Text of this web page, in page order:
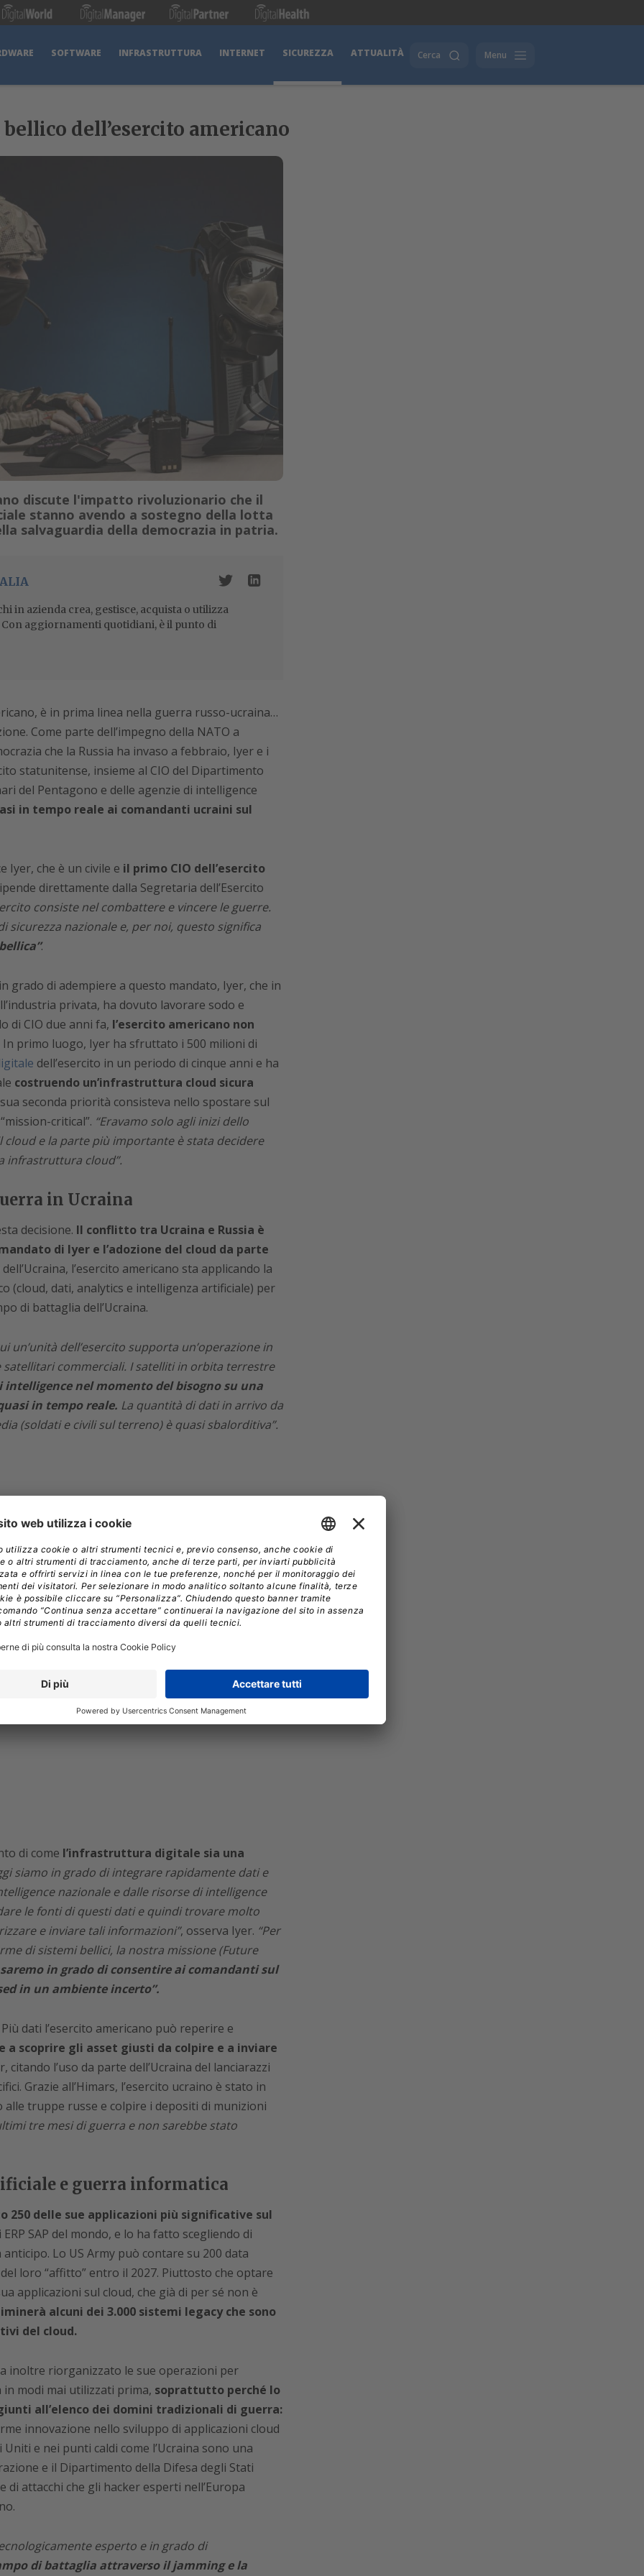
SOFTWARE INFRASTRUTTURA INTERNET SICUREZZA ATTUALITÀ Cerca Menu
dell’esercito americano
discute l'impatto rivoluzionario che il
stanno avendo a sostegno della lotta
salvaguardia della democrazia in patria.
in azienda crea, gestisce, acquista o utilizza
aggiornamenti quotidiani, è il punto di
è in prima linea nella guerra russo-ucraina…
Come parte dell’impegno della NATO a
che la Russia ha invaso a febbraio, Iyer e i
statunitense, insieme al CIO del Dipartimento
del Pentagono e delle agenzie di intelligence
in tempo reale ai comandanti ucraini sul
Iyer, che è un civile e il primo CIO dell’esercito
direttamente dalla Segretaria dell’Esercito
consiste nel combattere e vincere le guerre.
sicurezza nazionale e, per noi, questo significa
.
grado di adempiere a questo mandato, Iyer, che in
privata, ha dovuto lavorare sodo e
di CIO due anni fa, l’esercito americano non
In primo luogo, Iyer ha sfruttato i 500 milioni di
dell’esercito in un periodo di cinque anni e ha
costruendo un’infrastruttura cloud sicura
seconda priorità consisteva nello spostare sul
critical”. “Eravamo solo agli inizi dello
e la parte più importante è stata decidere
infrastruttura cloud”.
in Ucraina
decisione. Il conflitto tra Ucraina e Russia è
di Iyer e l’adozione del cloud da parte
l’esercito americano sta applicando la
(cloud, dati, analytics e intelligenza artificiale) per
di battaglia dell’Ucraina.
un’unità dell’esercito supporta un’operazione in
commerciali. I satelliti in orbita terrestre
intelligence nel momento del bisogno su una
in tempo reale. La quantità di dati in arrivo da
(soldati e civili sul terreno) è quasi sbalorditiva”.
di come l’infrastruttura digitale sia una
siamo in grado di integrare rapidamente dati e
nazionale e dalle risorse di intelligence
le fonti di questi dati e quindi trovare molto
e inviare tali informazioni”, osserva Iyer. “Per
di sistemi bellici, la nostra missione (Future
saremo in grado di consentire ai comandanti sul
in un ambiente incerto”.
dati l’esercito americano può reperire e
a scoprire gli asset giusti da colpire e a inviare
citando l’uso da parte dell’Ucraina del lanciarazzi
Grazie all’Himars, l’esercito ucraino è stato in
truppe russe e colpire i depositi di munizioni
tre mesi di guerra e non sarebbe stato
e guerra informatica
250 delle sue applicazioni più significative sul
SAP del mondo, e lo ha fatto scegliendo di
Lo US Army può contare su 200 data
loro “affitto” entro il 2027. Piuttosto che optare
applicazioni sul cloud, che già di per sé non è
alcuni dei 3.000 sistemi legacy che sono
del cloud.
inoltre riorganizzato le sue operazioni per
modi mai utilizzati prima, soprattutto perché lo
all’elenco dei domini tradizionali di guerra:
innovazione nello sviluppo di applicazioni cloud
e nei punti caldi come l’Ucraina sono una
e il Dipartimento della Difesa degli Stati
attacchi che gli hacker esperti nell’Europa
esperto e in grado di
di battaglia attraverso il jamming e la